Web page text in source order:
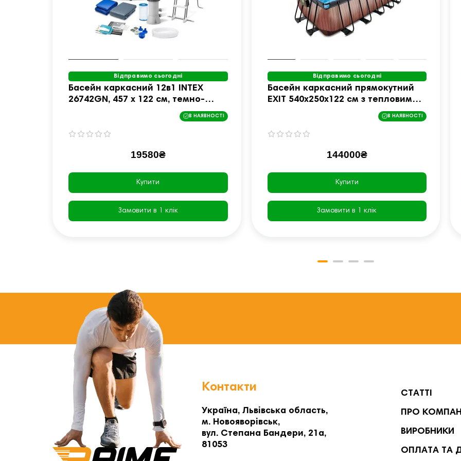
Відправимо сьогодні
Басейн каркасний 12в1 INTEX
26742GN, 457 x 122 см, темно-
В НАЯВНОСТІ
19580₴
Купити
Замовити в 1 клік
Відправимо сьогодні
Басейн каркасний прямокутний
EXIT 540х250х122 см з тепловим
В НАЯВНОСТІ
144000₴
Купити
Замовити в 1 клік
Контакти
Україна, Львівська область,
м. Новояворівськ,
вул. Степана Бандери, 21а,
81053
СТАТТІ
ПРО
ВИРОБНИКИ
ОПЛАТА ТА